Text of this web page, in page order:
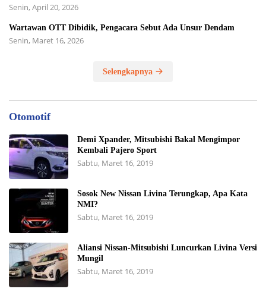
Senin, April 20, 2026
Wartawan OTT Dibidik, Pengacara Sebut Ada Unsur Dendam
Senin, Maret 16, 2026
Selengkapnya
Otomotif
Demi Xpander, Mitsubishi Bakal Mengimpor
Kembali Pajero Sport
Sabtu, Maret 16, 2019
Sosok New Nissan Livina Terungkap, Apa Kata
NMI?
Sabtu, Maret 16, 2019
Aliansi Nissan-Mitsubishi Luncurkan Livina Versi
Mungil
Sabtu, Maret 16, 2019